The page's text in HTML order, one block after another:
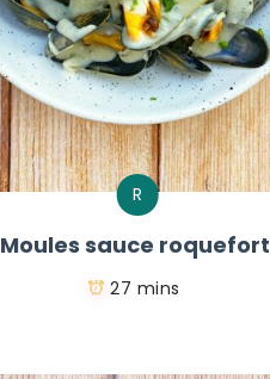
R
Moules sauce roquefort
27 mins